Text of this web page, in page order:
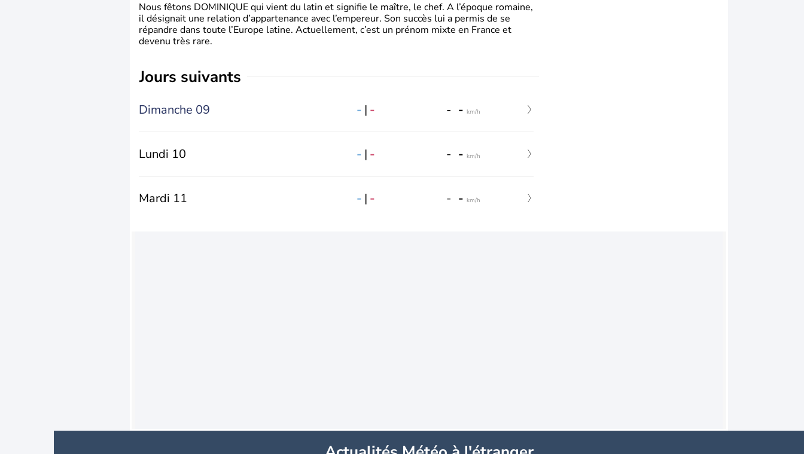
Nous fêtons DOMINIQUE qui vient du latin et signifie le maître, le chef. A l’époque romaine,
il désignait une relation d’appartenance avec l’empereur. Son succès lui a permis de se
répandre dans toute l’Europe latine. Actuellement, c’est un prénom mixte en France et
devenu très rare.
jours suivants
Dimanche 09 - | - - - km/h
Lundi 10 - | - - - km/h
Mardi 11 - | - - - km/h